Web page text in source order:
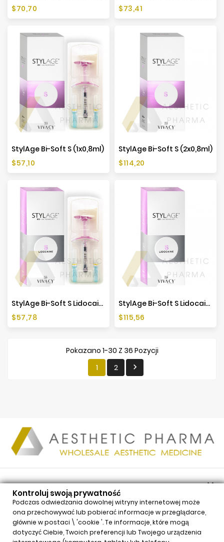
Cena
$70,70
Cena
$73,41
StylAge Bi-Soft S (1x0,8ml)
Cena
$57,10
StylAge Bi-Soft S (2x0,8ml)
Cena
$114,20
StylAge Bi-Soft S Lidocaine (1x0,8ml)
Cena
$57,78
StylAge Bi-Soft S Lidocaine (2x0,8ml)
Cena
$115,56
Pokazano 1-30 Z 36 Pozycji
1 2 
PRODUKTY 
NASZA FIRMA
TWOJE KONTO 
INFORMACJE
Kontroluj swoją prywatność
Podczas odwiedzania dowolnej witryny internetowej może
ona przechowywać lub pobierać informacje w przeglądarce,
głównie w postaci \ 'cookie '. Te informacje, które mogą
dotyczyć Ciebie, Twoich preferencji lub Twojego urządzenia